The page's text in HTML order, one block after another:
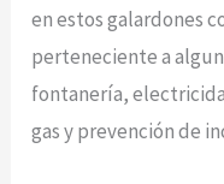
en estos galardones
perteneciente a
fontanería,
gas y prevención de